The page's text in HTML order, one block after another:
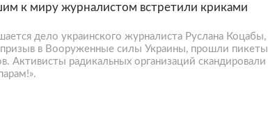
к миру журналистом встретили криками
дело украинского журналиста Руслана Коцабы,
в Вооруженные силы Украины, прошли пикеты
Активисты радикальных организаций скандировали